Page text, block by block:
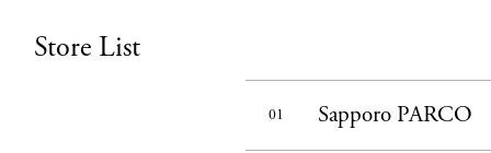
Store List
01 Sapporo PARCO